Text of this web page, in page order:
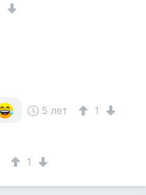
5 лет
1
1